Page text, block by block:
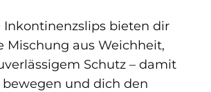
Inkontinenzslips bieten dir
Mischung aus Weichheit,
Schutz – damit
und dich den